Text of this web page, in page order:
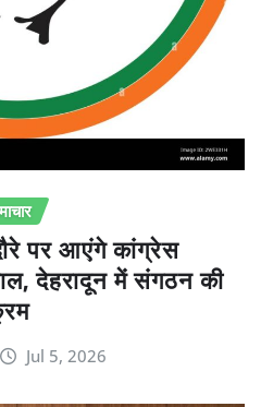
पर आएंगे कांग्रेस
देहरादून में संगठन की
Jul 5, 2026